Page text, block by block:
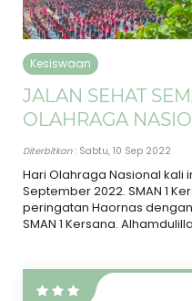
Kesiswaan
JALAN SEHAT
OLAHRAGA
Diterbitkan: Sabtu, 10 Sep 2022
Hari Olahraga Nasional kali
September 2022. SMAN 1
peringatan Haornas
SMAN 1 Kersana.